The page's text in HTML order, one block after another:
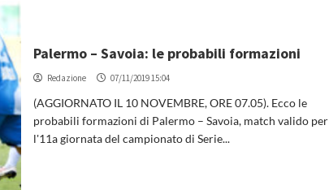
Palermo – Savoia: le probabili formazioni
Redazione 07/11/2019 15:04
(AGGIORNATO IL 10 NOVEMBRE, ORE 07.05). Ecco le
probabili formazioni di Palermo – Savoia, match valido per
l'11a giornata del campionato di Serie...